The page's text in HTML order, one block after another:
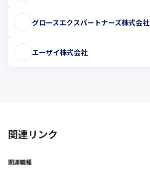
グロースエクスパートナーズ株式会社
エーザイ株式会社
関連リンク
関連職種